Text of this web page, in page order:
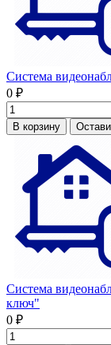
Система
0 ₽
В корзину
Система
ключ"
0 ₽